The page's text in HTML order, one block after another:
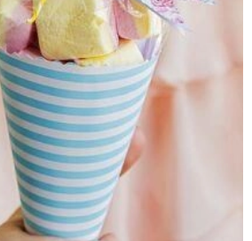
DODATKI
PRZETWORY
INNE